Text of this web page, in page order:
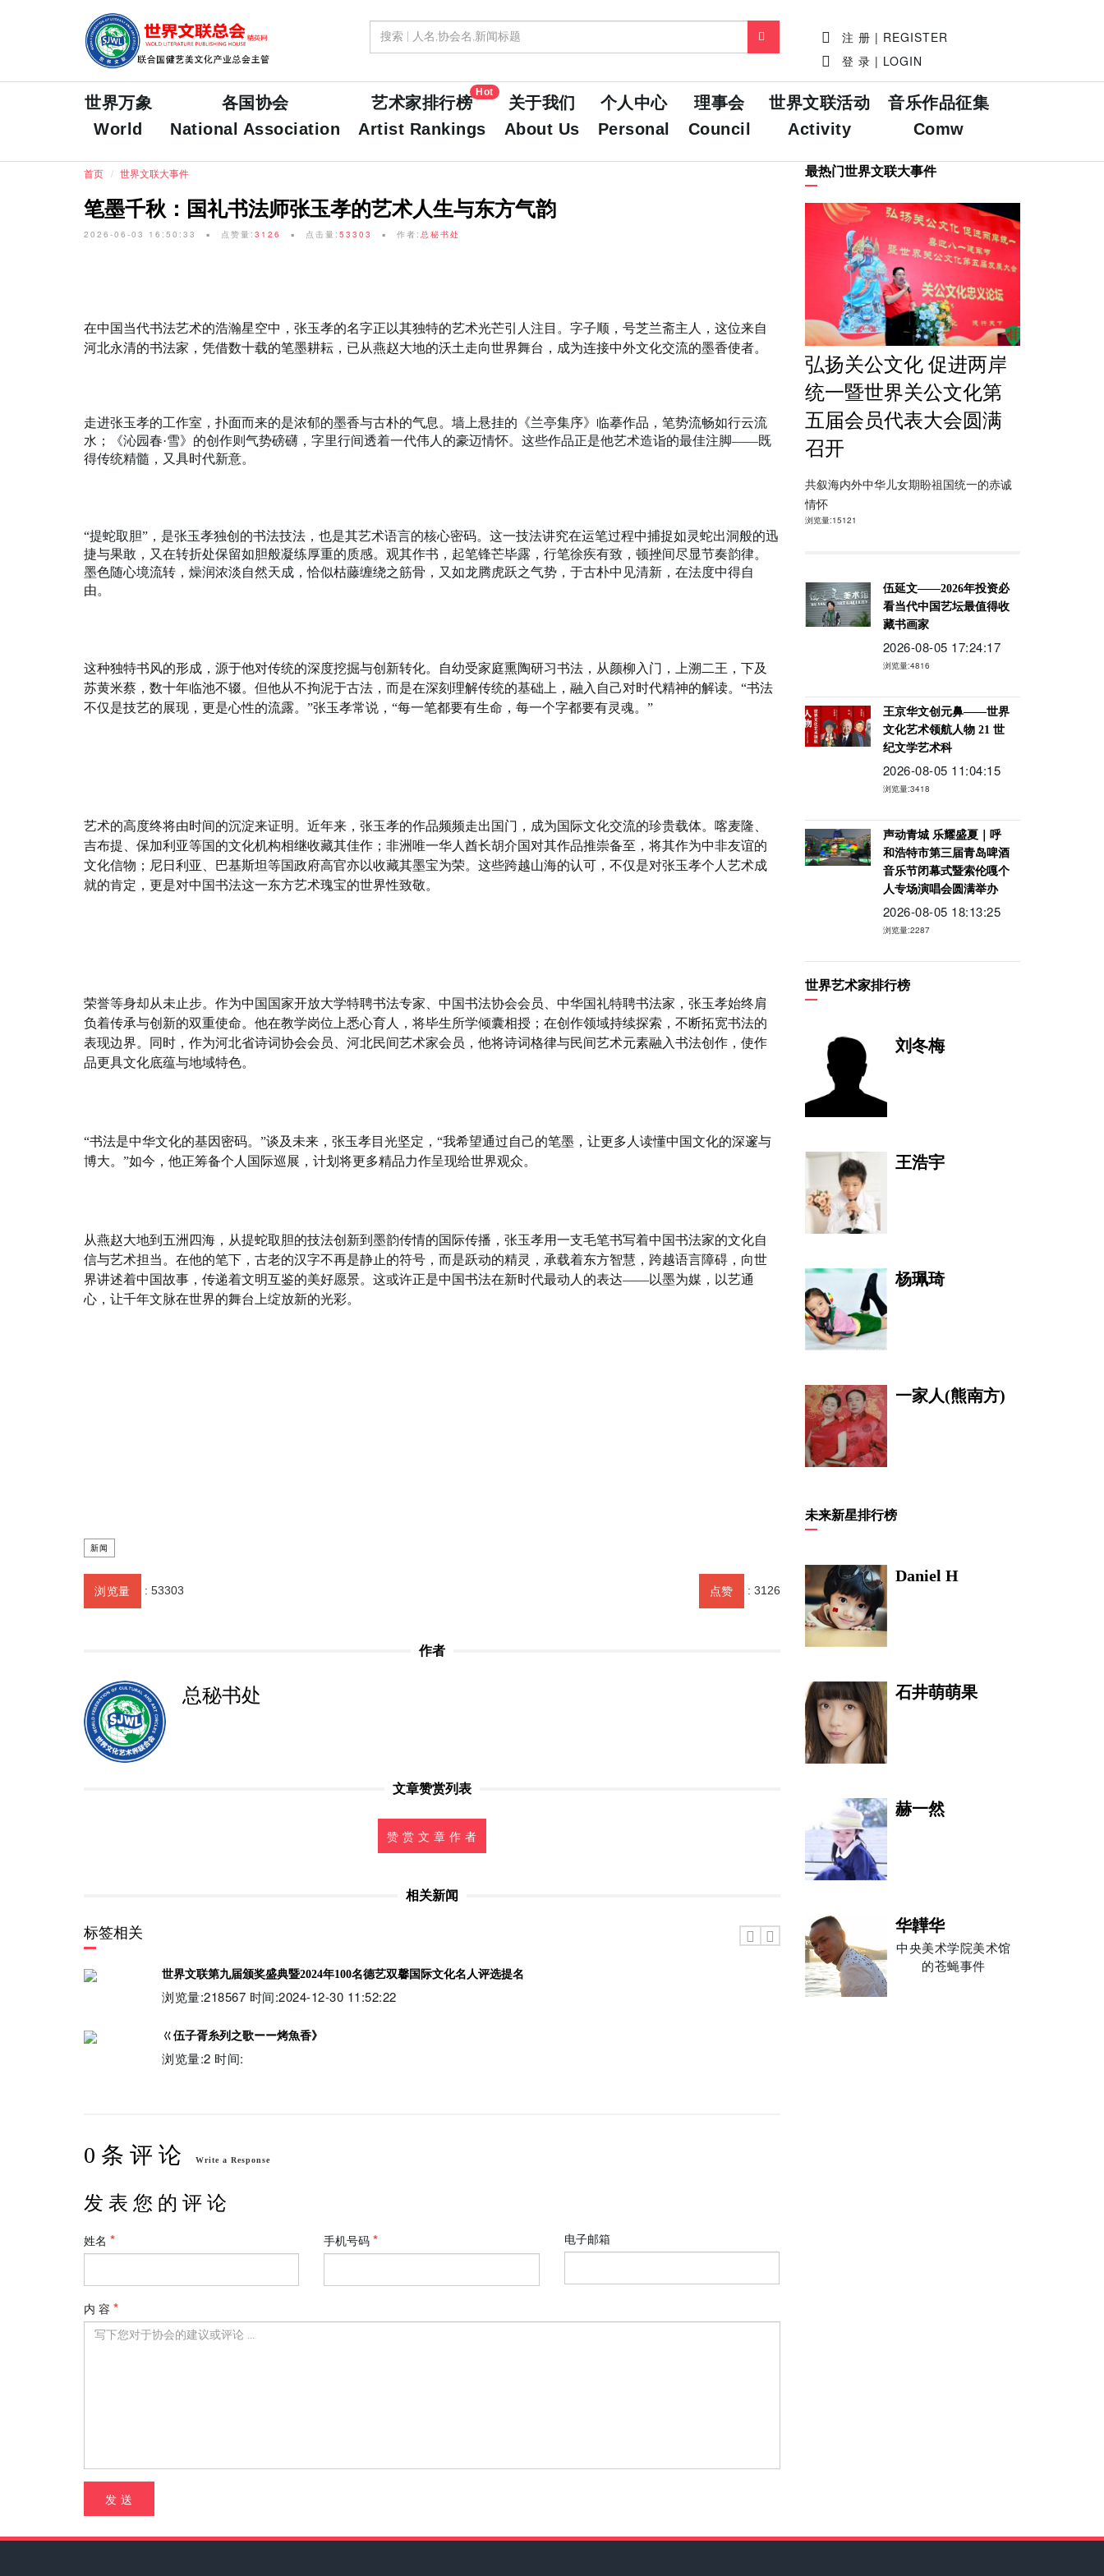
注 册 | REGISTER
登 录 | LOGIN
世界万象
World
各国协会
National Association
艺术家排行榜
Artist Rankings
Hot
关于我们
About Us
个人中心
Personal
理事会
Council
世界文联活动
Activity
音乐作品征集
Comw
首页 世界文联大事件
笔墨千秋：国礼书法师张玉孝的艺术人生与东方气韵
2026-06-03 16:50:33 点赞量: 3126 点击量: 53303 作者: 总秘书处
在中国当代书法艺术的浩瀚星空中，张玉孝的名字正以其独特的艺术光芒引人注目。字子顺，号芝兰斋主人，这位来自
河北永清的书法家，凭借数十载的笔墨耕耘，已从燕赵大地的沃土走向世界舞台，成为连接中外文化交流的墨香使者。
走进张玉孝的工作室，扑面而来的是浓郁的墨香与古朴的气息。墙上悬挂的《兰亭集序》临摹作品，笔势流畅如行云流
水；《沁园春·雪》的创作则气势磅礴，字里行间透着一代伟人的豪迈情怀。这些作品正是他艺术造诣的最佳注脚——既
得传统精髓，又具时代新意。
“提蛇取胆”，是张玉孝独创的书法技法，也是其艺术语言的核心密码。这一技法讲究在运笔过程中捕捉如灵蛇出洞般的迅
捷与果敢，又在转折处保留如胆般凝练厚重的质感。观其作书，起笔锋芒毕露，行笔徐疾有致，顿挫间尽显节奏韵律。
墨色随心境流转，燥润浓淡自然天成，恰似枯藤缠绕之筋骨，又如龙腾虎跃之气势，于古朴中见清新，在法度中得自
由。
这种独特书风的形成，源于他对传统的深度挖掘与创新转化。自幼受家庭熏陶研习书法，从颜柳入门，上溯二王，下及
苏黄米蔡，数十年临池不辍。但他从不拘泥于古法，而是在深刻理解传统的基础上，融入自己对时代精神的解读。“书法
不仅是技艺的展现，更是心性的流露。”张玉孝常说，“每一笔都要有生命，每一个字都要有灵魂。”
艺术的高度终将由时间的沉淀来证明。近年来，张玉孝的作品频频走出国门，成为国际文化交流的珍贵载体。喀麦隆、
吉布提、保加利亚等国的文化机构相继收藏其佳作；非洲唯一华人酋长胡介国对其作品推崇备至，将其作为中非友谊的
文化信物；尼日利亚、巴基斯坦等国政府高官亦以收藏其墨宝为荣。这些跨越山海的认可，不仅是对张玉孝个人艺术成
就的肯定，更是对中国书法这一东方艺术瑰宝的世界性致敬。
荣誉等身却从未止步。作为中国国家开放大学特聘书法专家、中国书法协会会员、中华国礼特聘书法家，张玉孝始终肩
负着传承与创新的双重使命。他在教学岗位上悉心育人，将毕生所学倾囊相授；在创作领域持续探索，不断拓宽书法的
表现边界。同时，作为河北省诗词协会会员、河北民间艺术家会员，他将诗词格律与民间艺术元素融入书法创作，使作
品更具文化底蕴与地域特色。
“书法是中华文化的基因密码。”谈及未来，张玉孝目光坚定，“我希望通过自己的笔墨，让更多人读懂中国文化的深邃与
博大。”如今，他正筹备个人国际巡展，计划将更多精品力作呈现给世界观众。
从燕赵大地到五洲四海，从提蛇取胆的技法创新到墨韵传情的国际传播，张玉孝用一支毛笔书写着中国书法家的文化自
信与艺术担当。在他的笔下，古老的汉字不再是静止的符号，而是跃动的精灵，承载着东方智慧，跨越语言障碍，向世
界讲述着中国故事，传递着文明互鉴的美好愿景。这或许正是中国书法在新时代最动人的表达——以墨为媒，以艺通
心，让千年文脉在世界的舞台上绽放新的光彩。
新闻
浏览量 : 53303 点赞 : 3126
作者
总秘书处
文章赞赏列表
赞 赏 文 章 作 者
相关新闻
标签相关
世界文联第九届颁奖盛典暨2024年100名德艺双馨国际文化名人评选提名
浏览量:218567 时间:2024-12-30 11:52:22
ㄍ伍子胥糸列之歌ーー烤魚香》
浏览量:2 时间:
0 条 评 论 Write a Response
发 表 您 的 评 论
姓名 手机号码 电子邮箱
内 容
发 送
最热门世界文联大事件
弘扬关公文化 促进两岸
统一暨世界关公文化第
五届会员代表大会圆满
召开
共叙海内外中华儿女期盼祖国统一的赤诚
情怀
浏览量:15121
伍延文——2026年投资必
看当代中国艺坛最值得收
藏书画家
2026-08-05 17:24:17
浏览量:4816
王京华文创元鼻——世界
文化艺术领航人物 21 世
纪文学艺术科
2026-08-05 11:04:15
浏览量:3418
声动青城 乐耀盛夏｜呼
和浩特市第三届青岛啤酒
音乐节闭幕式暨索伦嘎个
人专场演唱会圆满举办
2026-08-05 18:13:25
浏览量:2287
世界艺术家排行榜
刘冬梅
王浩宇
杨珮琦
一家人(熊南方)
冯晓春
未来新星排行榜
Daniel H
石井萌萌果
赫一然
华韡华
中央美术学院美术馆
的苍蝇事件